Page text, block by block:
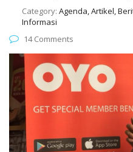
Category: Agenda, Artikel,
Informasi
14 Comments